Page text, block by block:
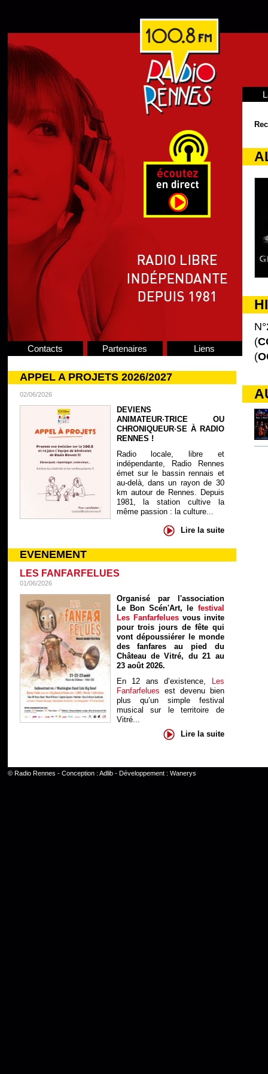
Contacts Partenaires Liens
APPEL A PROJETS 2026/2027
02/06/2026
DEVIENS
ANIMATEUR·TRICE OU
CHRONIQUEUR·SE À RADIO
RENNES !
Radio locale, libre et
indépendante, Radio Rennes
émet sur le bassin rennais et
au-delà, dans un rayon de 30
km autour de Rennes. Depuis
1981, la station cultive la
même passion : la culture...
Lire la suite
EVENEMENT
LES FANFARFELUES
01/06/2026
Organisé par l'association
Le Bon Scén'Art, le festival
Les Fanfarfelues vous invite
pour trois jours de fête qui
vont dépoussiérer le monde
des fanfares au pied du
Château de Vitré, du 21 au
23 août 2026.
En 12 ans d’existence, Les
Fanfarfelues est devenu bien
plus qu’un simple festival
musical sur le territoire de
Vitré...
Lire la suite
(
(
© Radio Rennes - Conception : Adlib- Développement : Wanerys